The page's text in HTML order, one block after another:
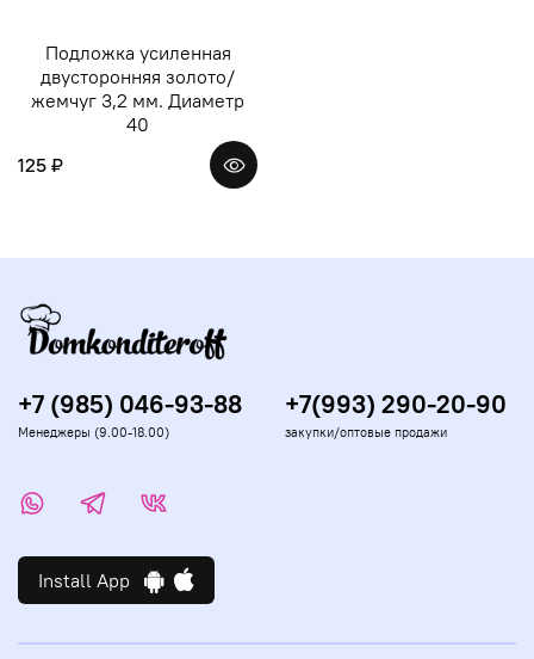
Подложка усиленная
двусторонняя золото/
жемчуг 3,2 мм. Диаметр
40
125 ₽
Install App
+7 (985) 046-93-88
Менеджеры (9.00-18.00)
+7(993) 290-20-90
закупки/оптовые продажи